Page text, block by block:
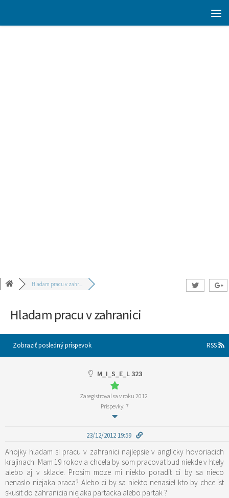
Hladam pracu v zahr...
Hladam pracu v zahranici
Zobraziť posledný príspevok RSS
M_I_S_E_L 323
Zaregistroval sa v roku 2012
Príspevky: 7
23/12/2012 19:59
Ahojky hladam si pracu v zahranici najlepsie v anglicky hovoriacich
krajinach. Mam 19 rokov a chcela by som pracovat bud niekde v htely
alebo aj v sklade. Prosim moze mi niekto poradit ci by sa nieco
nenaslo niejaka praca? Alebo ci by sa niekto nenasiel kto by chce ist
skusit do zahranicia niejaka partacka alebo partak ?